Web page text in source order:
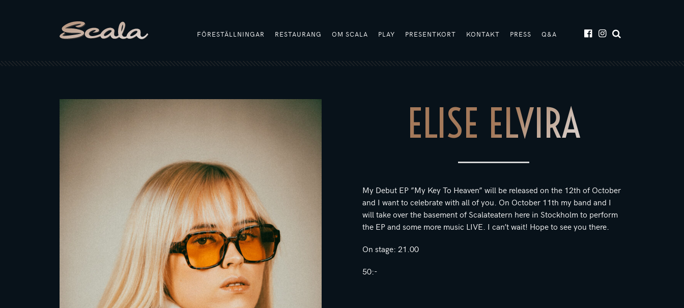
FÖRESTÄLLNINGAR RESTAURANG OM SCALA PLAY PRESENTKORT KONTAKT PRESS Q&A
ELISE ELVIRA
My Debut EP ”My Key To Heaven” will be released on the 12th of October
and I want to celebrate with all of you. On October 11th my band and I
will take over the basement of Scalateatern here in Stockholm to perform
the EP and some more music LIVE. I can’t wait! Hope to see you there.
On stage: 21.00
50:-